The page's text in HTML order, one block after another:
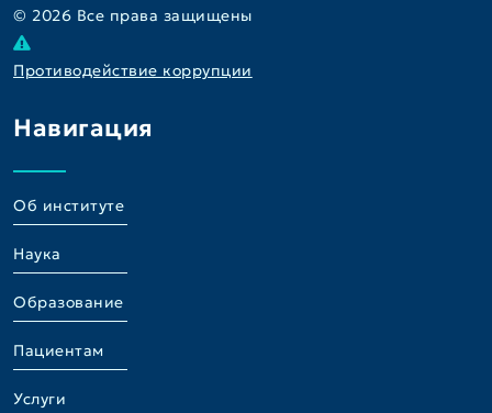
© 2026 Все права защищены
Противодействие коррупции
Навигация
Об институте
Наука
Образование
Пациентам
Услуги